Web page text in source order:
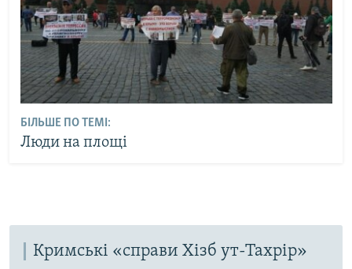
БІЛЬШЕ ПО ТЕМІ:
Люди на площі
Кримські «справи Хізб ут-Тахрір»